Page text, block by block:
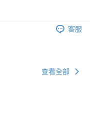
客服
查看全部